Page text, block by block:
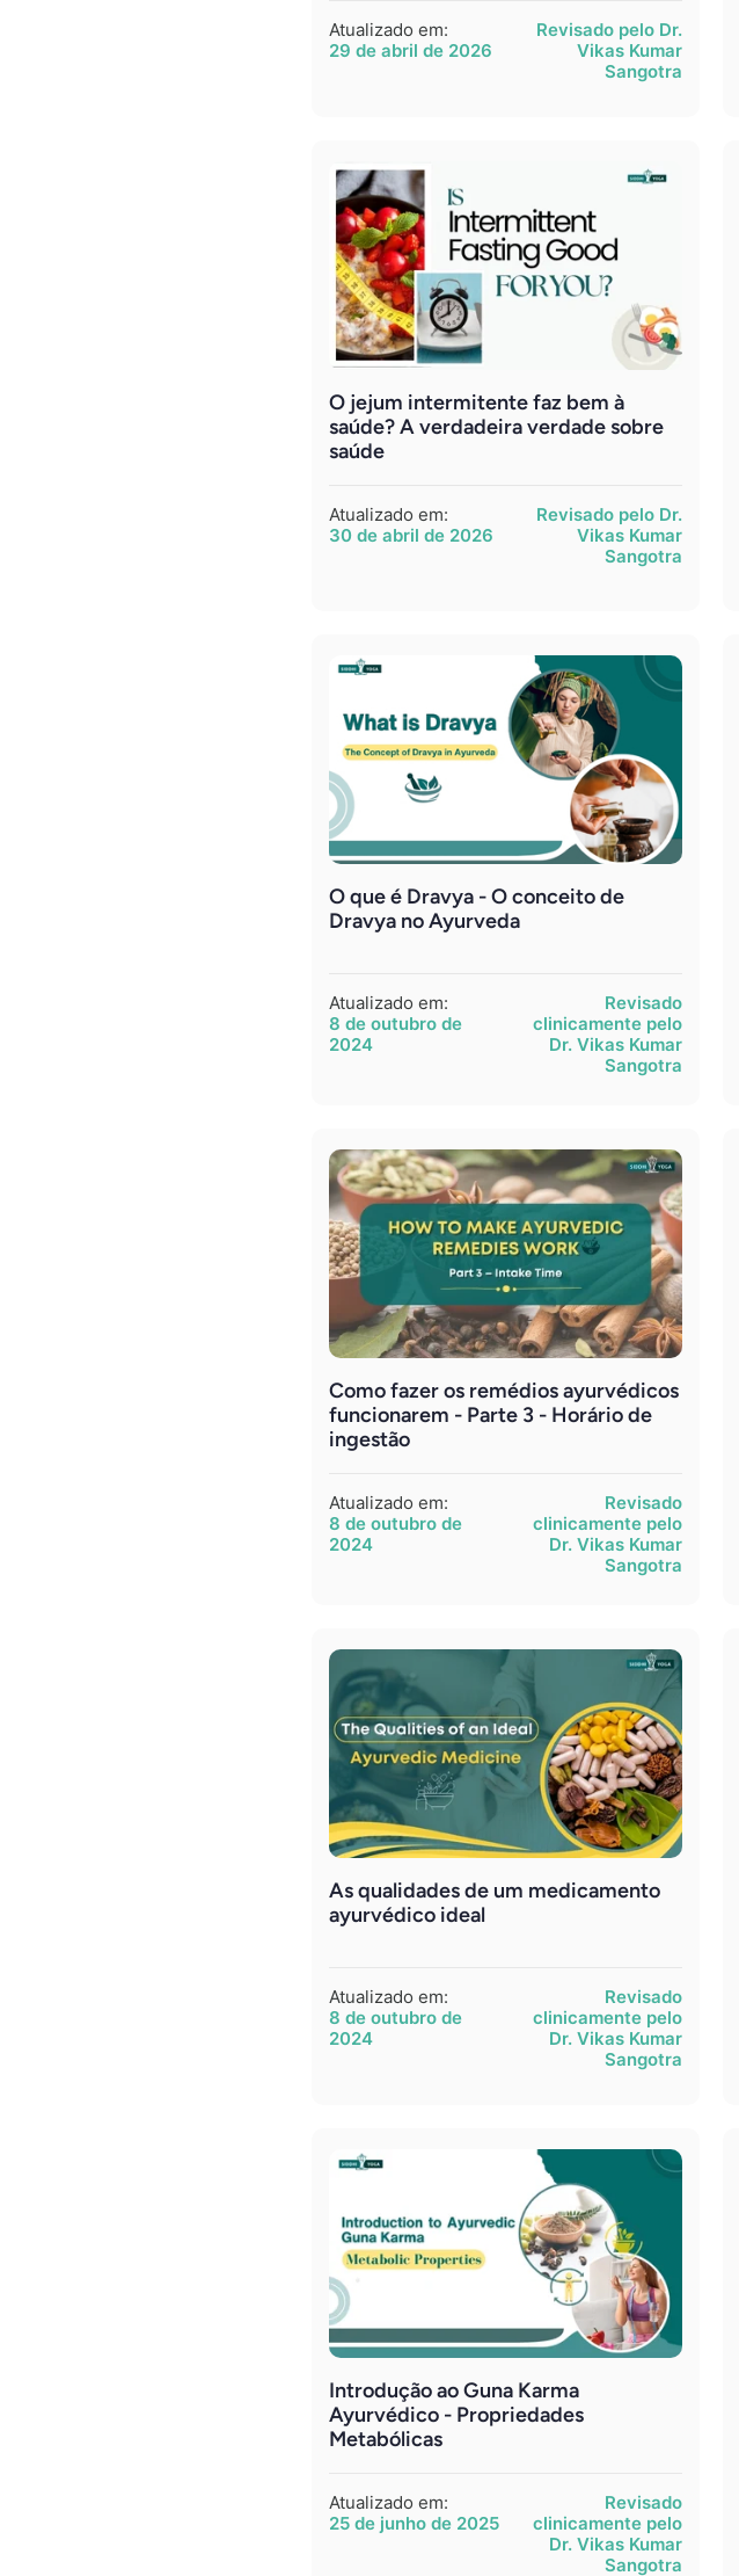
Atualizado em:
29 de abril de 2026
Revisado pelo Dr.
Vikas Kumar
Sangotra
O jejum intermitente faz bem à
saúde? A verdadeira verdade sobre
saúde
Atualizado em:
30 de abril de 2026
Revisado pelo Dr.
Vikas Kumar
Sangotra
O que é Dravya - O conceito de
Dravya no Ayurveda
Atualizado em:
8 de outubro de
2024
Revisado
clinicamente pelo
Dr. Vikas Kumar
Sangotra
Como fazer os remédios ayurvédicos
funcionarem - Parte 3 - Horário de
ingestão
Atualizado em:
8 de outubro de
2024
Revisado
clinicamente pelo
Dr. Vikas Kumar
Sangotra
As qualidades de um medicamento
ayurvédico ideal
Atualizado em:
8 de outubro de
2024
Revisado
clinicamente pelo
Dr. Vikas Kumar
Sangotra
Introdução ao Guna Karma
Ayurvédico - Propriedades
Metabólicas
Atualizado em:
25 de junho de 2025
Revisado
clinicamente pelo
Dr. Vikas Kumar
Sangotra